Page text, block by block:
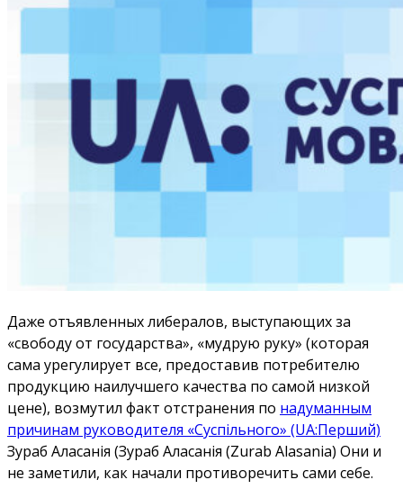
Даже отъявленных либералов, выступающих за
«свободу от государства», «мудрую руку» (которая
сама урегулирует все, предоставив потребителю
продукцию наилучшего качества по самой низкой
цене), возмутил факт отстранения по надуманным
причинам руководителя «Суспільного» (UA:Перший)
Зураб Аласанія (Зураб Аласанія (Zurab Alasania) Они и
не заметили, как начали противоречить сами себе.